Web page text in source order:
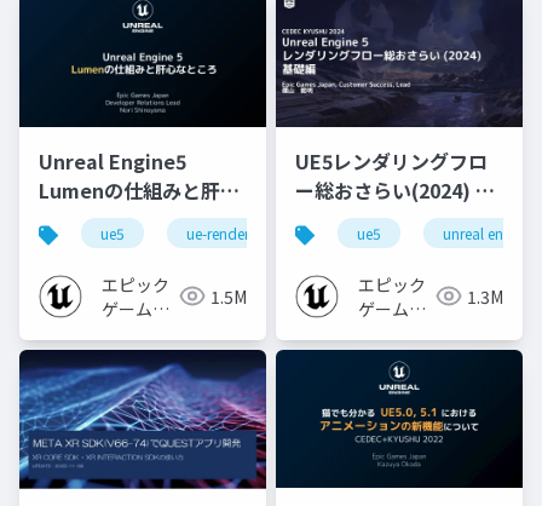
Unreal Engine5
Lumenの仕組みと肝心
なところ
ue5 ue-rendering ue-lumen
エピック
ゲームズ
1.5M
UE5レンダリングフロ
ー総おさらい(2024) 基
礎編！
[CEDEC+KYUSHU
2024]
ue5 unreal engine
エピック
ゲームズ
1.3M